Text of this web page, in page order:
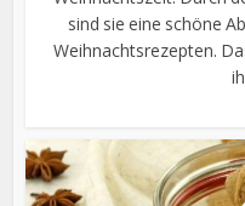
sind sie eine schöne
Weihnachtsrezepten.